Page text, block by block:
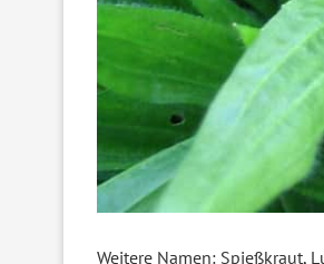
Weitere Namen: Spießkraut,